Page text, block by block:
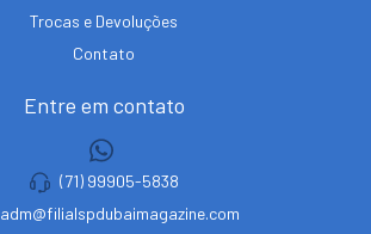
Trocas e Devoluções
Contato
Entre em contato
(71) 99905-5838
adm@filialspdubaimagazine.com